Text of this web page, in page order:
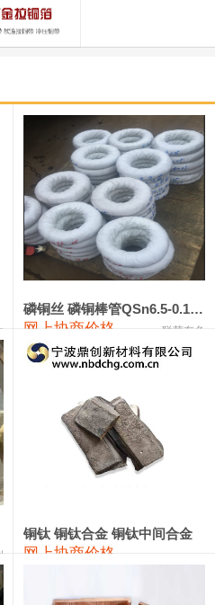
15,105 -70
331,000 -10,000
92,000 1,000
88,000 1,000
17,500 0
19,000 100
18,100 100
9,700
10,400
12,300 0
113,970
磷铜丝 磷铜棒管QSn6.5-0.1 7-0.2 8-0.3
网上协商价格 联荣有色
铜钛 铜钛合金 铜钛中间合金
网上协商价格